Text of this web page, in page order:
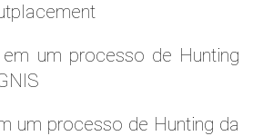
um processo de Hunting
um processo de Hunting da